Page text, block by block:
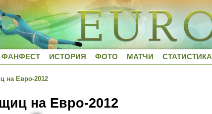
ФАНФЕСТ ИСТОРИЯ ФОТО МАТЧИ СТАТИСТИКА
на Евро-2012
на Евро-2012